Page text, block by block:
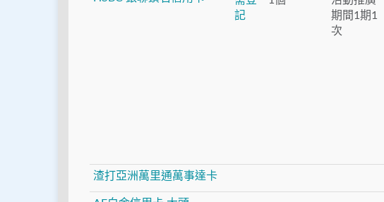
記
期間1期1
次
渣打亞洲萬里通萬事達卡